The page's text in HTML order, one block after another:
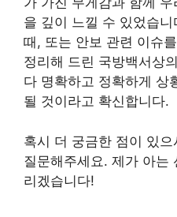
을 깊이 느낄 수 있었습
때, 또는 안보 관련 이슈
정리해 드린 국방백서상
다 명확하고 정확하게 상
될 것이라고 확신합니다.
혹시 더 궁금한 점이 있
질문해주세요. 제가 아는
리겠습니다!